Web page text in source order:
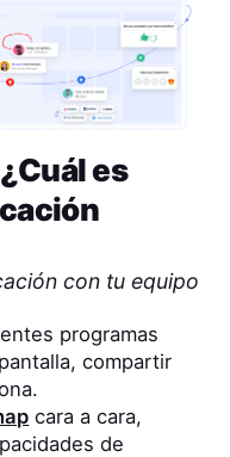
es
con tu equipo
programas
compartir
cara a cara,
de